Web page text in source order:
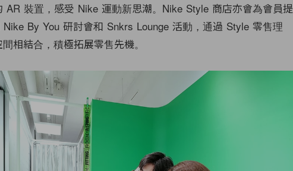
AR 裝置，感受 Nike 運動新思潮。Nike Style 商店亦會為會員提
By You 研討會和 Snkrs Lounge 活動，通過 Style 零售理
間相結合，積極拓展零售先機。